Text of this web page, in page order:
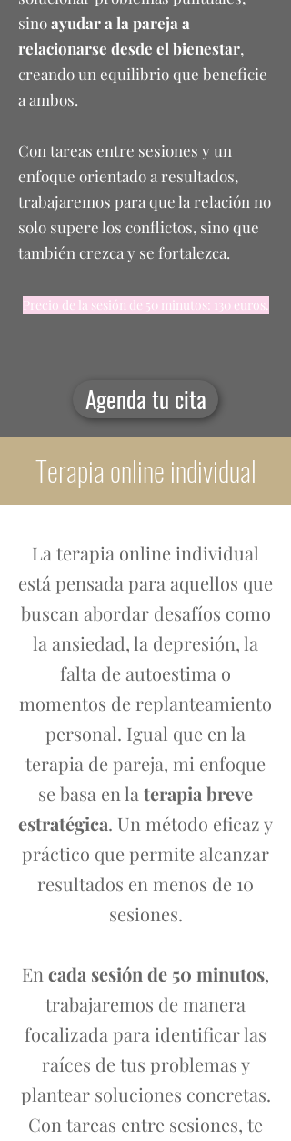
sinoayudar a la pareja a
relacionarse desde el bienestar,
creando un equilibrio que beneficie
a ambos.
Con tareas entre sesiones y un
enfoque orientado a resultados,
trabajaremos para que la relación no
solo supere los conflictos, sino que
también crezca y se fortalezca.
Precio de la sesión de 50 minutos: 130 euros.
Agenda tu cita
Terapia online individual
La terapia online individual
está pensada para aquellos que
buscan abordar desafíos como
la ansiedad, la depresión, la
falta de autoestima o
momentos de replanteamiento
personal. Igual que en la
terapia de pareja, mi enfoque
se basa en la terapia breve
estratégica. Un método eficaz y
práctico que permite alcanzar
resultados en menos de 10
sesiones.
En cada sesión de 50 minutos,
trabajaremos de manera
focalizada para identificar las
raíces de tus problemas y
plantear soluciones concretas.
Con tareas entre sesiones, te